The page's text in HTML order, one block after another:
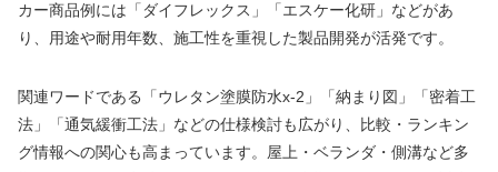
カー商品例には「ダイフレックス」「エスケー化研」などがあ
り、用途や耐用年数、施工性を重視した製品開発が活発です。
関連ワードである「ウレタン塗膜防水x-2」「納まり図」「密着工
法」「通気緩衝工法」などの仕様検討も広がり、比較・ランキン
グ情報への関心も高まっています。屋上・ベランダ・側溝など多